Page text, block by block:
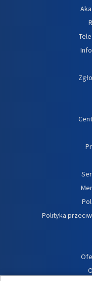
Polityka